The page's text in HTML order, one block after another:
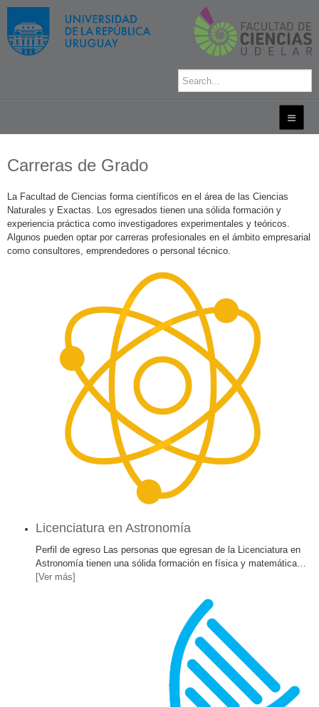
Carreras de Grado
La Facultad de Ciencias forma científicos en el área de las Ciencias
Naturales y Exactas. Los egresados tienen una sólida formación y
experiencia práctica como investigadores experimentales y teóricos.
Algunos pueden optar por carreras profesionales en el ámbito empresarial
como consultores, emprendedores o personal técnico.
Licenciatura en Astronomía
Perfil de egreso Las personas que egresan de la Licenciatura en
Astronomía tienen una sólida formación en física y matemática…
[Ver más]